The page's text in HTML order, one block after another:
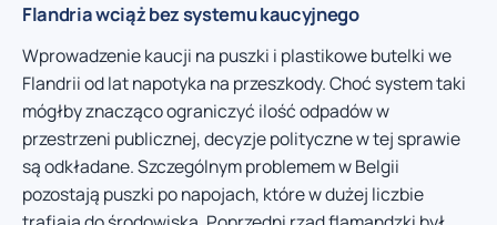
Flandria wciąż bez systemu kaucyjnego
Wprowadzenie kaucji na puszki i plastikowe butelki we
Flandrii od lat napotyka na przeszkody. Choć system taki
mógłby znacząco ograniczyć ilość odpadów w
przestrzeni publicznej, decyzje polityczne w tej sprawie
są odkładane. Szczególnym problemem w Belgii
pozostają puszki po napojach, które w dużej liczbie